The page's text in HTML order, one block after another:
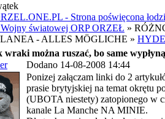
- Strona poświęcona
światowej ORP ORZEŁ »
- ALLES MÖGLICHE »
wraki można ruszać, bo same wypłyną
Dodano 14-08-2008 14:44
Ponizej załączam linki do 2
prasie brytyjskiej na temat okrętu
(UBOTA niestety) zatopionego w
kanale La Manche NA MINIE.